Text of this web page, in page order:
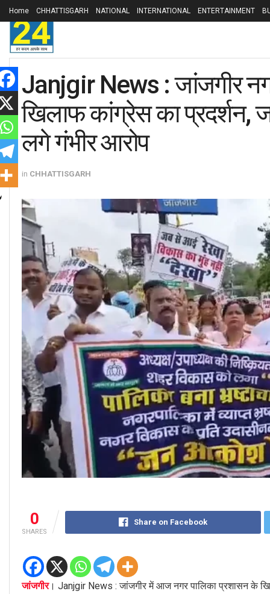
Home CHHATTISGARH NATIONAL INTERNATIONAL ENTERTAINMENT
Janjgir News : जांजगीर
खिलाफ कांग्रेस का प्रदर्शन,
लगे गंभीर आरोप
in CHHATTISGARH
0
SHARES
Share on Facebook
जांजगीर। Janjgir News : जांजगीर में आज नगर पालिका प्रशासन के